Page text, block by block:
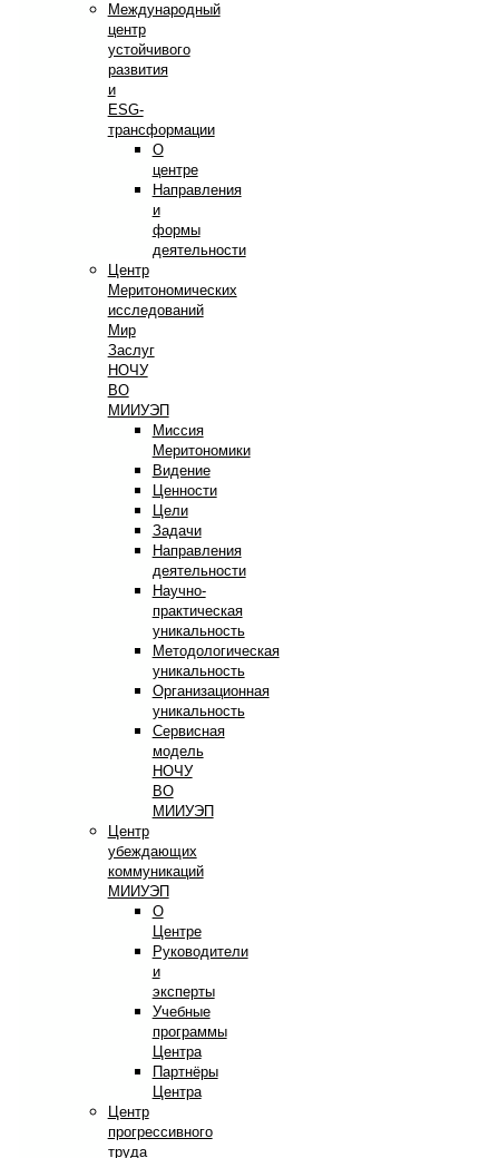
Международный
центр
устойчивого
развития
и
ESG-
трансформации
О
центре
Направления
и
формы
деятельности
Центр
Меритономических
исследований
Мир
Заслуг
НОЧУ
ВО
МИИУЭП
Миссия
Меритономики
Видение
Ценности
Цели
Задачи
Направления
деятельности
Научно-
практическая
уникальность
Методологическая
уникальность
Организационная
уникальность
Сервисная
модель
НОЧУ
ВО
МИИУЭП
Центр
убеждающих
коммуникаций
МИИУЭП
О
Центре
Руководители
и
эксперты
Учебные
программы
Центра
Партнёры
Центра
Центр
прогрессивного
труда